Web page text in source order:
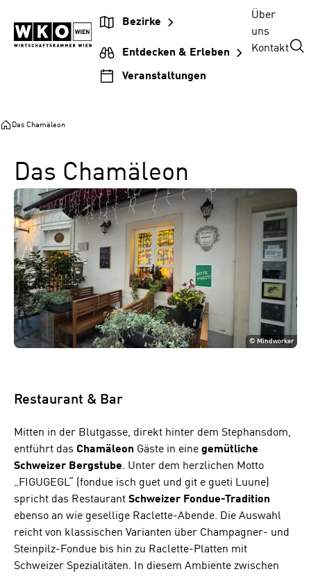
Inhalt
springen
Hauptnavigation
springen
Footer
springen
Bezirke
Entdecken & Erleben
Veranstaltungen
Über
uns
Kontakt
Das Chamäleon
Das Chamäleon
© Mindworker
Restaurant & Bar
Mitten in der Blutgasse, direkt hinter dem Stephansdom,
entführt das Chamäleon Gäste in eine gemütliche
Schweizer Bergstube. Unter dem herzlichen Motto
„FIGUGEGL“ (fondue isch guet und git e gueti Luune)
spricht das Restaurant Schweizer Fondue-Tradition
ebenso an wie gesellige Raclette-Abende. Die Auswahl
reicht von klassischen Varianten über Champagner- und
Steinpilz-Fondue bis hin zu Raclette-Platten mit
Schweizer Spezialitäten. In diesem Ambiente zwischen